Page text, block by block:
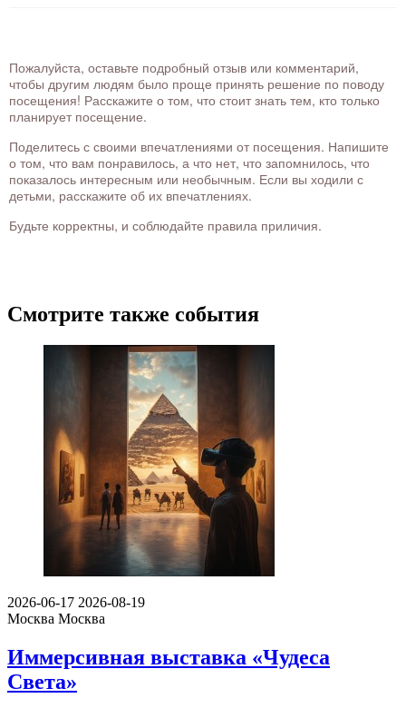
Пожалуйста, оставьте подробный отзыв или комментарий,
чтобы другим людям было проще принять решение по поводу
посещения! Расскажите о том, что стоит знать тем, кто только
планирует посещение.
Поделитесь с своими впечатлениями от посещения. Напишите
о том, что вам понравилось, а что нет, что запомнилось, что
показалось интересным или необычным. Если вы ходили с
детьми, расскажите об их впечатлениях.
Будьте корректны, и соблюдайте правила приличия.
Смотрите также события
2026-06-17 2026-08-19
Москва Москва
Иммерсивная выставка «Чудеса
Света»